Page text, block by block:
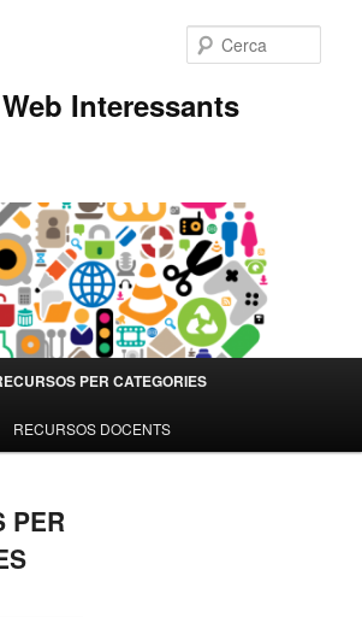
Interessants
PER CATEGORIES
RECURSOS DOCENTS
PER